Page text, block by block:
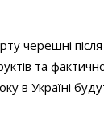
черешні
та
в Україні